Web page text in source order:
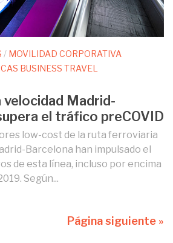
/ MOVILIDAD CORPORATIVA
BUSINESS TRAVEL
velocidad Madrid-
el tráfico preCOVID
low-cost de la ruta ferroviaria
Barcelona han impulsado el
de esta línea, incluso por encima
Según...
Página siguiente »